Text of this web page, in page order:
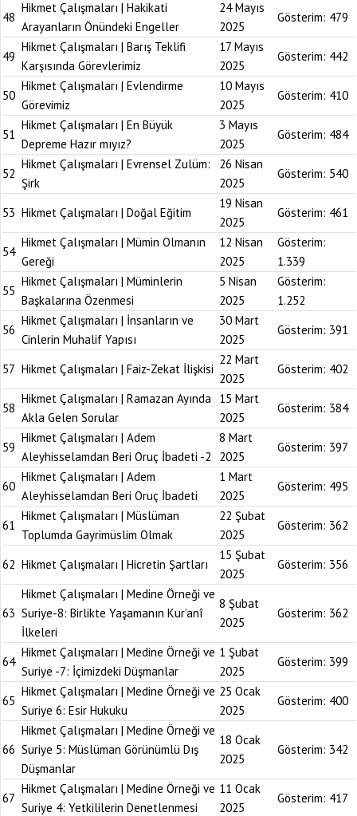
48
Hikmet Çalışmaları | Hakikati
Arayanların Önündeki Engeller
24 Mayıs
2025
Gösterim: 479
49
Hikmet Çalışmaları | Barış Teklifi
Karşısında Görevlerimiz
17 Mayıs
2025
Gösterim: 442
50
Hikmet Çalışmaları | Evlendirme
Görevimiz
10 Mayıs
2025
Gösterim: 410
51
Hikmet Çalışmaları | En Büyük
Depreme Hazır mıyız?
3 Mayıs
2025
Gösterim: 484
52
Hikmet Çalışmaları | Evrensel Zulüm:
Şirk
26 Nisan
2025
Gösterim: 540
53 Hikmet Çalışmaları | Doğal Eğitim
19 Nisan
2025
Gösterim: 461
54
Hikmet Çalışmaları | Mümin Olmanın
Gereği
12 Nisan
2025
Gösterim:
1.339
55
Hikmet Çalışmaları | Müminlerin
Başkalarına Özenmesi
5 Nisan
2025
Gösterim:
1.252
56
Hikmet Çalışmaları | İnsanların ve
Cinlerin Muhalif Yapısı
30 Mart
2025
Gösterim: 391
57 Hikmet Çalışmaları | Faiz-Zekat İlişkisi
22 Mart
2025
Gösterim: 402
58
Hikmet Çalışmaları | Ramazan Ayında
Akla Gelen Sorular
15 Mart
2025
Gösterim: 384
59
Hikmet Çalışmaları | Adem
Aleyhisselamdan Beri Oruç İbadeti -2
8 Mart
2025
Gösterim: 397
60
Hikmet Çalışmaları | Adem
Aleyhisselamdan Beri Oruç İbadeti
1 Mart
2025
Gösterim: 495
61
Hikmet Çalışmaları | Müslüman
Toplumda Gayrimüslim Olmak
22 Şubat
2025
Gösterim: 362
62 Hikmet Çalışmaları | Hicretin Şartları
15 Şubat
2025
Gösterim: 356
63
Hikmet Çalışmaları | Medine Örneği ve
Suriye-8: Birlikte Yaşamanın Kur’anî
İlkeleri
8 Şubat
2025
Gösterim: 362
64
Hikmet Çalışmaları | Medine Örneği ve
Suriye -7: İçimizdeki Düşmanlar
1 Şubat
2025
Gösterim: 399
65
Hikmet Çalışmaları | Medine Örneği ve
Suriye 6: Esir Hukuku
25 Ocak
2025
Gösterim: 400
66
Hikmet Çalışmaları | Medine Örneği ve
Suriye 5: Müslüman Görünümlü Dış
Düşmanlar
18 Ocak
2025
Gösterim: 342
67
Hikmet Çalışmaları | Medine Örneği ve
Suriye 4: Yetkililerin Denetlenmesi
11 Ocak
2025
Gösterim: 417